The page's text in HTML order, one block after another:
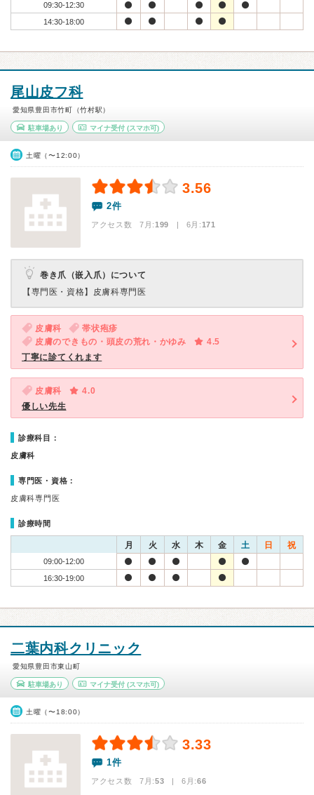
09:30-12:30
14:30-18:00
尾山皮フ科
愛知県豊田市竹町（竹村駅）
駐車場あり マイナ受付(スマホ可)
土曜（〜12:00）
3.56
2件
アクセス数 7月:199 | 6月:171
巻き爪（嵌入爪）について
【専門医・資格】 皮膚科専門医
皮膚科
帯状疱疹
皮膚のできもの・頭皮の荒れ・かゆみ
4.5
丁寧に診てくれます
皮膚科
4.0
優しい先生
診療科目：
皮膚科
専門医・資格：
皮膚科専門医
診療時間
月 火 水 木 金 土 日 祝
09:00-12:00
16:30-19:00
二葉内科クリニック
愛知県豊田市東山町
駐車場あり マイナ受付(スマホ可)
土曜（〜18:00）
3.33
1件
アクセス数 7月:53 | 6月:66